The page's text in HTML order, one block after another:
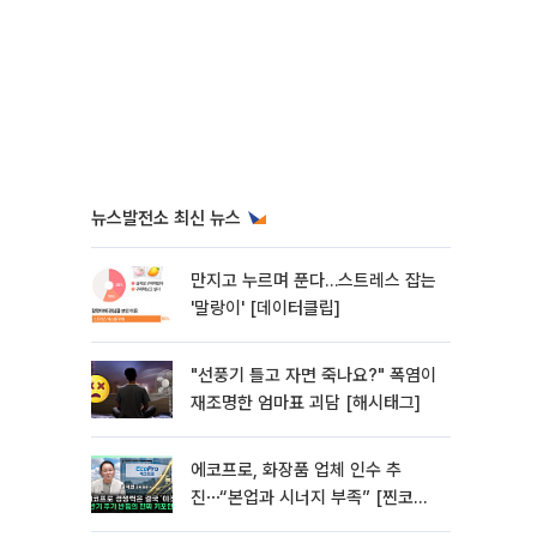
뉴스발전소 최신 뉴스
만지고 누르며 푼다…스트레스 잡는
'말랑이' [데이터클립]
"선풍기 틀고 자면 죽나요?" 폭염이
재조명한 엄마표 괴담 [해시태그]
에코프로, 화장품 업체 인수 추
진⋯“본업과 시너지 부족” [찐코노